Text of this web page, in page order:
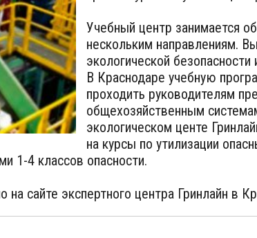
Учебный центр занимается
нескольким направлениям.
экологической
В Краснодаре учебную
проходить руководителям
общехозяйственным
экологическом центе
на курсы по утилизации
1-4 классов опасности.
на сайте экспертного центра Гринлайн в